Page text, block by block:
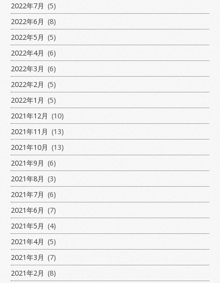
2022年7月 (5)
2022年6月 (8)
2022年5月 (5)
2022年4月 (6)
2022年3月 (6)
2022年2月 (5)
2022年1月 (5)
2021年12月 (10)
2021年11月 (13)
2021年10月 (13)
2021年9月 (6)
2021年8月 (3)
2021年7月 (6)
2021年6月 (7)
2021年5月 (4)
2021年4月 (5)
2021年3月 (7)
2021年2月 (8)